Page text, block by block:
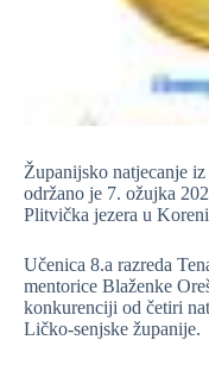
Županijsko natjecanje
održano je 7. ožujka
Plitvička jezera u
Učenica 8.a razreda
mentorice Blaženke
konkurenciji od četiri
Ličko-senjske županije.